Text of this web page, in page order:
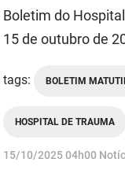
Boletim do
15 de outubro de
tags: BOLETIM
HOSPITAL DE TRAUMA
publicado
15/10/202504h00